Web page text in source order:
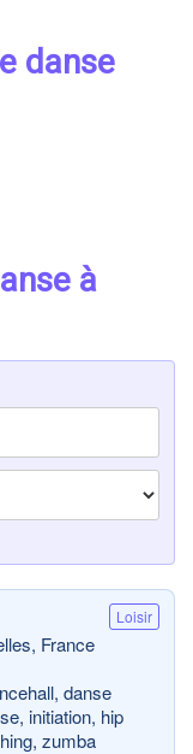
danse
à
Loisir
France
danse
initiation, hip
zumba